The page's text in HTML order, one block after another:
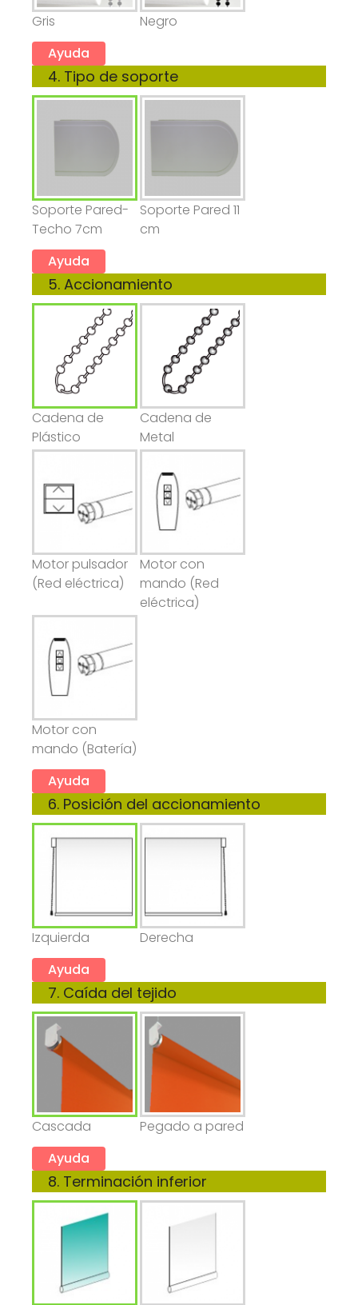
Gris
Negro
Ayuda
4. Tipo de soporte
Soporte Pared-
Techo 7cm
Soporte Pared 11
cm
Ayuda
5. Accionamiento
Cadena de
Plástico
Cadena de
Metal
Motor pulsador
(Red eléctrica)
Motor con
mando (Red
eléctrica)
Motor con
mando (Batería)
Ayuda
6. Posición del accionamiento
Izquierda
Derecha
Ayuda
7. Caída del tejido
Cascada
Pegado a pared
Ayuda
8. Terminación inferior